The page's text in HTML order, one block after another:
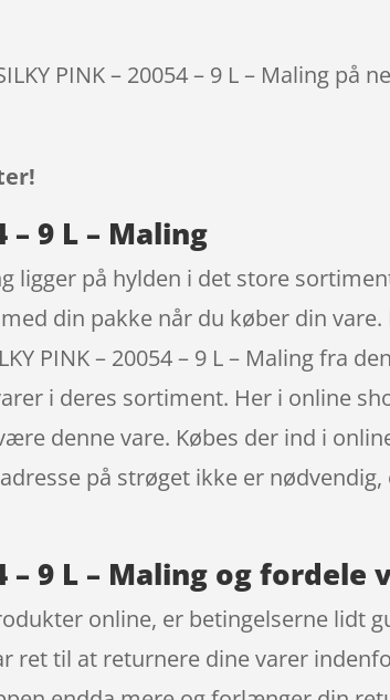
PINK – 20054 – 9 L – Maling på
– 9 L – Maling
ligger på hylden i det store
din pakke når du køber din
PINK – 20054 – 9 L – Maling fra
i deres sortiment. Her i online
denne vare. Købes der ind i
på strøget ikke er
– 9 L – Maling og
online, er betingelserne lidt
ret til at returnere dine varer